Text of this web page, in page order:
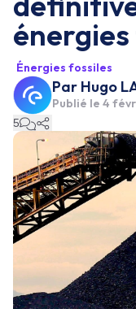
Énergies fossiles
Par Hugo
Publié le 4
5